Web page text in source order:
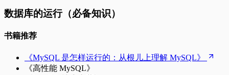
数据库的运行（必备知识）
书籍推荐
《MySQL 是怎样运行的：从根儿上理解 MySQL》
《高性能 MySQL》